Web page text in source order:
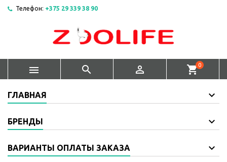
Телефон: +375 29 339 38 90
   shopping_cart0
ГЛАВНАЯ
БРЕНДЫ
ВАРИАНТЫ ОПЛАТЫ ЗАКАЗА